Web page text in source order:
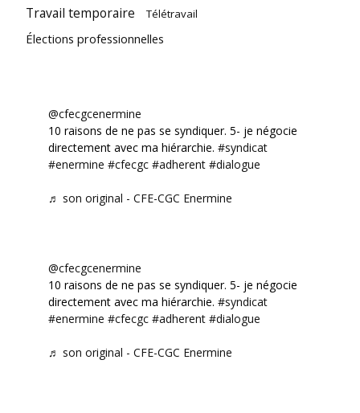
Travail temporaire Télétravail
Élections professionnelles
@cfecgcenermine
10 raisons de ne pas se syndiquer. 5- je négocie
directement avec ma hiérarchie. #syndicat
#enermine #cfecgc #adherent #dialogue
♬ son original - CFE-CGC Enermine
@cfecgcenermine
10 raisons de ne pas se syndiquer. 5- je négocie
directement avec ma hiérarchie. #syndicat
#enermine #cfecgc #adherent #dialogue
♬ son original - CFE-CGC Enermine